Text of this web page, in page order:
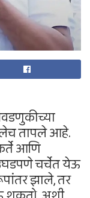
तापले आहे.
आणि
चर्चेत येऊ
झाले, तर